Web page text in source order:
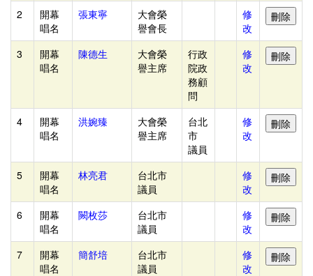
我
使
命
景
現
任
會
長
+合
作
2
開幕
唱名
張東寧
大會榮
譽會長
修
改
3
開幕
唱名
陳德生
大會榮
譽主席
行政
院政
務顧
問
修
改
4
開幕
唱名
洪婉臻
大會榮
譽主席
台北
市
議員
修
改
5
開幕
唱名
林亮君
台北市
議員
修
改
6
開幕
唱名
闕枚莎
台北市
議員
修
改
7
開幕
唱名
簡舒培
台北市
議員
修
改